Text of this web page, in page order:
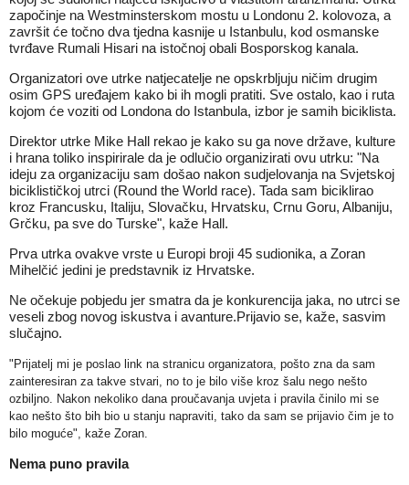
započinje na Westminsterskom mostu u Londonu 2. kolovoza, a
završit će točno dva tjedna kasnije u Istanbulu, kod osmanske
tvrđave Rumali Hisari na istočnoj obali Bosporskog kanala.
Organizatori ove utrke natjecatelje ne opskrbljuju ničim drugim
osim GPS uređajem kako bi ih mogli pratiti. Sve ostalo, kao i ruta
kojom će voziti od Londona do Istanbula, izbor je samih biciklista.
Direktor utrke Mike Hall rekao je kako su ga nove države, kulture
i hrana toliko inspirirale da je odlučio organizirati ovu utrku: "Na
ideju za organizaciju sam došao nakon sudjelovanja na Svjetskoj
biciklističkoj utrci (Round the World race). Tada sam biciklirao
kroz Francusku, Italiju, Slovačku, Hrvatsku, Crnu Goru, Albaniju,
Grčku, pa sve do Turske", kaže Hall.
Prva utrka ovakve vrste u Europi broji 45 sudionika, a Zoran
Mihelčić jedini je predstavnik iz Hrvatske.
Ne očekuje pobjedu jer smatra da je konkurencija jaka, no utrci se
veseli zbog novog iskustva i avanture.Prijavio se, kaže, sasvim
slučajno.
"Prijatelj mi je poslao link na stranicu organizatora, pošto zna da sam
zainteresiran za takve stvari, no to je bilo više kroz šalu nego nešto
ozbiljno. Nakon nekoliko dana proučavanja uvjeta i pravila činilo mi se
kao nešto što bih bio u stanju napraviti, tako da sam se prijavio čim je to
bilo moguće", kaže Zoran.
Nema puno pravila